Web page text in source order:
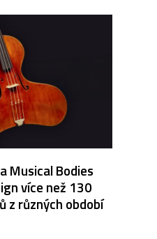
Musical Bodies
více než 130
z různých období